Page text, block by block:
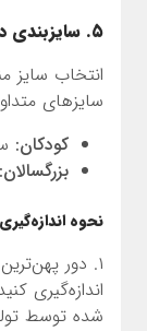
۵. سایزبندی دستکش دروازه‌بانی
انتخاب
سایزهای
کودکان:
بزرگسالان:
نحوه
۱. دور
شده توسط